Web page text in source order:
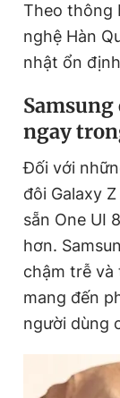
Tiện ích
Thông tin
Đọc Thanh
Theo dõi báo trên
0906 645 777
Theo thông
nghệ Hàn
nhật ổn
ngay
Đối với
đôi Galaxy
sẵn One UI
hơn.
chậm trễ và
mang đến
người dùng